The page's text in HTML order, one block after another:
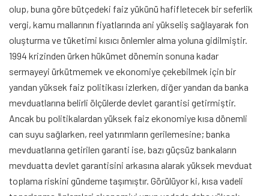
olup, buna göre bütçedeki faiz yükünü hafifletecek bir seferlik
vergi, kamu mallarının fiyatlarında ani yükseliş sağlayarak fon
oluşturma ve tüketimi kısıcı önlemler alma yoluna gidilmiştir.
1994 krizinden ürken hükümet dönemin sonuna kadar
sermayeyi ürkütmemek ve ekonomiye çekebilmek için bir
yandan yüksek faiz politikası izlerken, diğer yandan da banka
mevduatlarına belirli ölçülerde devlet garantisi getirmiştir.
Ancak bu politikalardan yüksek faiz ekonomiye kısa dönemli
can suyu sağlarken, reel yatırımların gerilemesine; banka
mevduatlarına getirilen garanti ise, bazı güçsüz bankaların
mevduatta devlet garantisini arkasına alarak yüksek mevduat
toplama riskini gündeme taşımıştır. Görülüyor ki, kısa vadeli